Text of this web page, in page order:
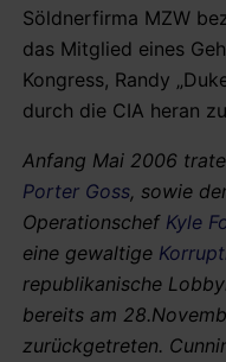
Söldnerfirma MZW
das Mitglied eines
Kongress, Randy
durch die CIA heran
Anfang Mai 2006
Porter Goss, sowie
Operationschef Kyle
eine gewaltige
republikanische
bereits am
zurückgetreten.